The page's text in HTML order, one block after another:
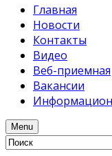
Главная
Новости
Контакты
Видео
Веб-приемная
Вакансии
Menu